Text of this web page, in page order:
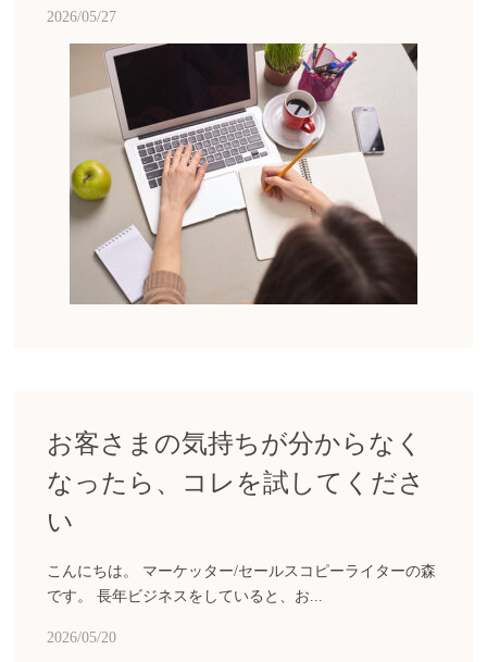
2026/05/27
お客さまの気持ちが分からなく
なったら、コレを試してくださ
い
こんにちは。 マーケッター/セールスコピーライターの森
です。 長年ビジネスをしていると、お...
2026/05/20